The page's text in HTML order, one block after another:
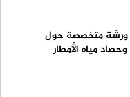
ورشة متخصصة حول
وحصاد مياه الأمطار